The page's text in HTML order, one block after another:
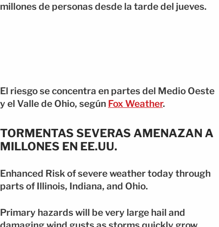
millones de personas desde la tarde del jueves.
El riesgo se concentra en partes del Medio Oeste
y el Valle de Ohio, según Fox Weather.
TORMENTAS SEVERAS AMENAZAN A
MILLONES EN EE.UU.
Enhanced Risk of severe weather today through
parts of Illinois, Indiana, and Ohio.
Primary hazards will be very large hail and